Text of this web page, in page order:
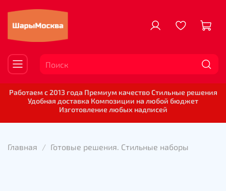
Работаем с 2013 года Премиум качество Стильные решения
Удобная доставка Композиции на любой бюджет
Изготовление любых надписей
Главная Готовые решения. Стильные наборы